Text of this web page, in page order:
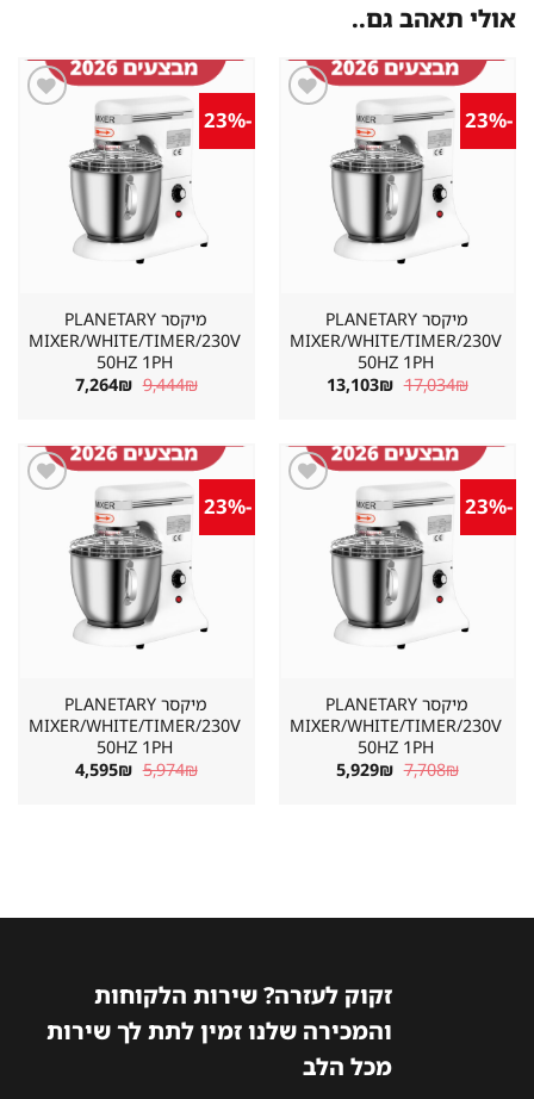
אולי תאהב גם..
במועדפים
מיקסר PLANETARY
MIXER/WHITE/TIMER/230V
50HZ 1PH
17,034 המחיר
המקורי
13,103 ₪ המחיר
הנוכחי
במועדפים
מיקסר PLANETARY
MIXER/WHITE/TIMER/230V
50HZ 1PH
9,444 המחיר
המקורי
7,264 ₪ המחיר
הנוכחי
במועדפים
מיקסר PLANETARY
MIXER/WHITE/TIMER/230V
50HZ 1PH
7,708 המחיר
5,929 ₪ המחיר
הנוכחי
במועדפים
מיקסר PLANETARY
MIXER/WHITE/TIMER/230V
50HZ 1PH
5,974 המחיר
4,595 ₪ המחיר
הנוכחי
זקוק לעזרה? שירות הלקוחות
והמכירה שלנו זמין לתת לך שירות
מכל הלב